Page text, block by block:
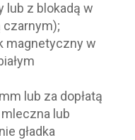
lub z blokadą w
czarnym);
magnetyczny w
lub za dopłatą
lub
gładka